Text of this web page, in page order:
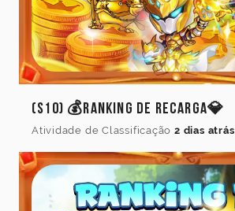
(S10) 💰Ranking de Recarga💎
Atividade de Classificação 2 dias atrás